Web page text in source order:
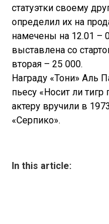
статуэтки своему
определил их на
намечены на 12.01 –
выставлена со
вторая – 25 000.
Награду «Тони» Аль
пьесу «Носит ли тигр
актеру вручили в
«Серпико».
In this article: